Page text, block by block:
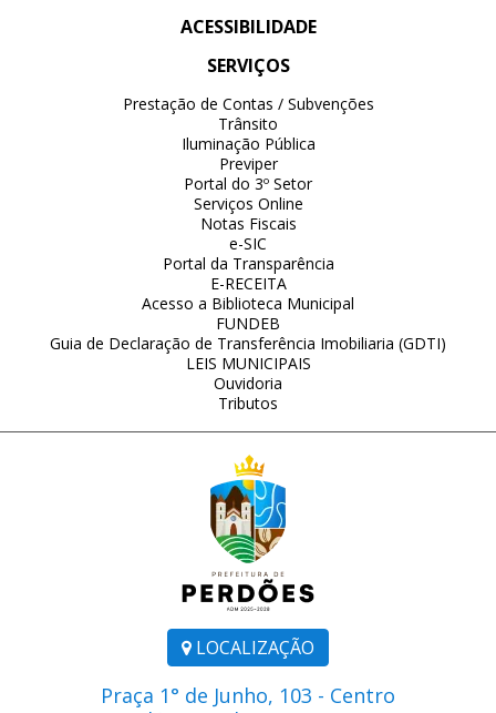
LOCALIZAÇÃO
Praça 1° de Junho, 103 - Centro
ACESSIBILIDADE
SERVIÇOS
Prestação de Contas / Subvenções
Trânsito
Iluminação Pública
Previper
Portal do 3º Setor
Serviços Online
Notas Fiscais
e-SIC
Portal da Transparência
E-RECEITA
Acesso a Biblioteca Municipal
FUNDEB
Guia de Declaração de Transferência Imobiliaria (GDTI)
LEIS MUNICIPAIS
Ouvidoria
Tributos